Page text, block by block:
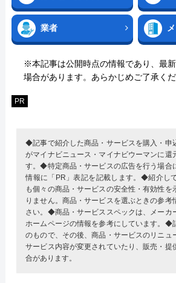
業者
※本記事は公開時点の情報であり、最
場合があります。あらかじめご了承くだ
PR
◆記事で紹介した商品・サービスを購入・申
がマイナビニュース・マイナビウーマンに還
す。◆特定商品・サービスの広告を行う場合
情報に「PR」表記を記載します。◆紹介し
も個々の商品・サービスの安全性・有効性を
りません。商品・サービスを選ぶときの参考
さい。◆商品・サービススペックは、メーカ
ホームページの情報を参考にしています。◆
のもので、その後、商品・サービスのリニュ
サービス内容が変更されていたり、販売・提
合があります。